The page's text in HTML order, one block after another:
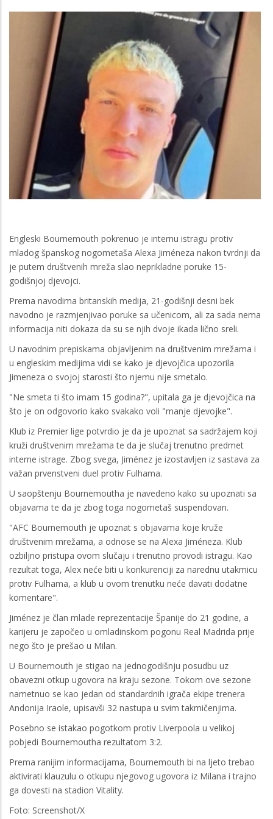
Engleski Bournemouth pokrenuo je internu istragu protiv
mladog španskog nogometaša Alexa Jiméneza nakon tvrdnji da
je putem društvenih mreža slao neprikladne poruke 15-
godišnjoj djevojci.
Prema navodima britanskih medija, 21-godišnji desni bek
navodno je razmjenjivao poruke sa učenicom, ali za sada nema
informacija niti dokaza da su se njih dvoje ikada lično sreli.
U navodnim prepiskama objavljenim na društvenim mrežama i
u engleskim medijima vidi se kako je djevojčica upozorila
Jimeneza o svojoj starosti što njemu nije smetalo.
"Ne smeta ti što imam 15 godina?", upitala ga je djevojčica na
što je on odgovorio kako svakako voli "manje djevojke".
Klub iz Premier lige potvrdio je da je upoznat sa sadržajem koji
kruži društvenim mrežama te da je slučaj trenutno predmet
interne istrage. Zbog svega, Jiménez je izostavljen iz sastava za
važan prvenstveni duel protiv Fulhama.
U saopštenju Bournemoutha je navedeno kako su upoznati sa
objavama te da je zbog toga nogometaš suspendovan.
"AFC Bournemouth je upoznat s objavama koje kruže
društvenim mrežama, a odnose se na Alexa Jiméneza. Klub
ozbiljno pristupa ovom slučaju i trenutno provodi istragu. Kao
rezultat toga, Alex neće biti u konkurenciji za narednu utakmicu
protiv Fulhama, a klub u ovom trenutku neće davati dodatne
komentare".
Jiménez je član mlade reprezentacije Španije do 21 godine, a
karijeru je započeo u omladinskom pogonu Real Madrida prije
nego što je prešao u Milan.
U Bournemouth je stigao na jednogodišnju posudbu uz
obavezni otkup ugovora na kraju sezone. Tokom ove sezone
nametnuo se kao jedan od standardnih igrača ekipe trenera
Andonija Iraole, upisavši 32 nastupa u svim takmičenjima.
Posebno se istakao pogotkom protiv Liverpoola u velikoj
pobjedi Bournemoutha rezultatom 3:2.
Prema ranijim informacijama, Bournemouth bi na ljeto trebao
aktivirati klauzulu o otkupu njegovog ugovora iz Milana i trajno
ga dovesti na stadion Vitality.
Foto: Screenshot/X